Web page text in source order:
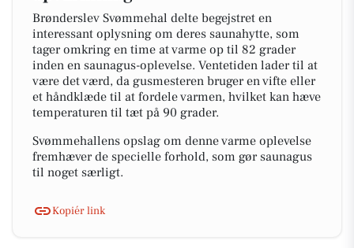
Brønderslev Svømmehal delte begejstret en
interessant oplysning om deres saunahytte, som
tager omkring en time at varme op til 82 grader
inden en saunagus-oplevelse. Ventetiden lader til at
være det værd, da gusmesteren bruger en vifte eller
et håndklæde til at fordele varmen, hvilket kan hæve
temperaturen til tæt på 90 grader.
Svømmehallens opslag om denne varme oplevelse
fremhæver de specielle forhold, som gør saunagus
til noget særligt.
Kopiér link